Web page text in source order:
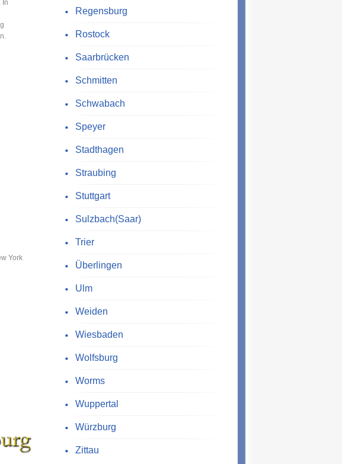
In
York
Regensburg
Rostock
Saarbrücken
Schmitten
Schwabach
Speyer
Stadthagen
Straubing
Stuttgart
Sulzbach(Saar)
Trier
Überlingen
Ulm
Weiden
Wiesbaden
Wolfsburg
Worms
Wuppertal
Würzburg
Zittau